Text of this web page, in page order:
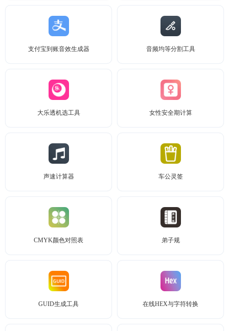
支付宝到账音效生成器 音频均等分割工具
大乐透机选工具 女性安全期计算
声速计算器 车公灵签
CMYK颜色对照表 弟子规
GUID生成工具 在线HEX与字符转换